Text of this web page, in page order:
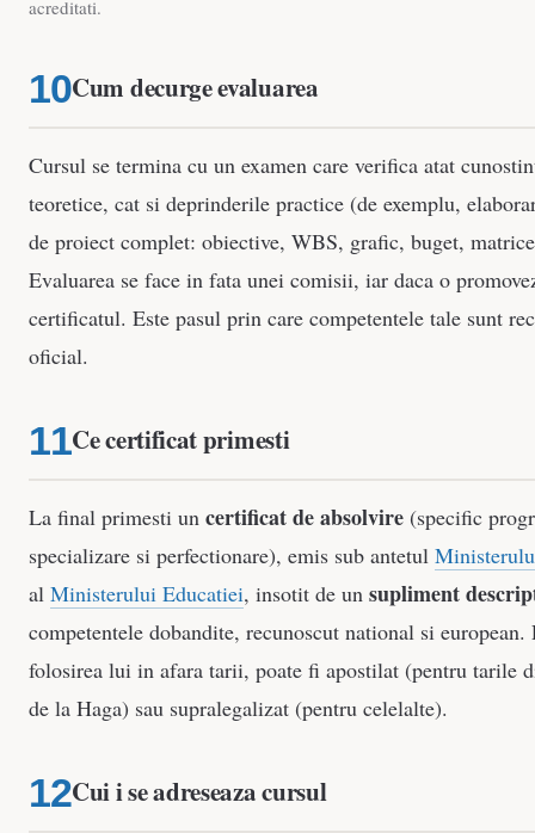
acreditati.
Cum decurge evaluarea
Cursul se termina cu un examen care verifica atat
teoretice, cat si deprinderile practice (de exemplu,
de proiect complet: obiective, WBS, grafic, buget,
Evaluarea se face in fata unei comisii, iar daca o
certificatul. Este pasul prin care competentele tale sunt
oficial.
Ce certificat primesti
La final primesti un certificat de absolvire (specific
specializare si perfectionare), emis sub antetul
al Ministerului Educatiei, insotit de un supliment
competentele dobandite, recunoscut national si european.
folosirea lui in afara tarii, poate fi apostilat (pentru tarile
de la Haga) sau supralegalizat (pentru celelalte).
Cui i se adreseaza cursul